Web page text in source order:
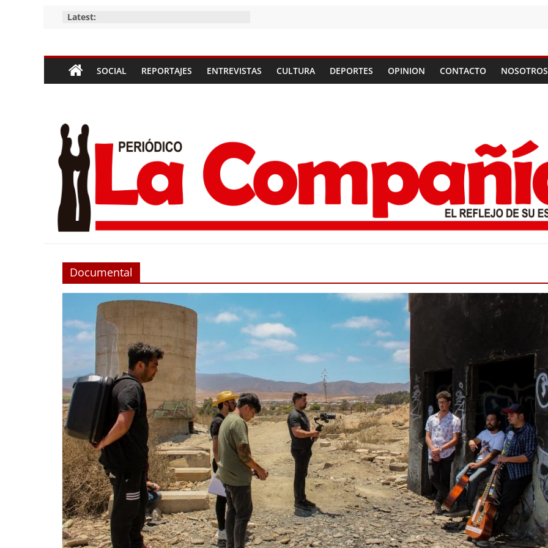
Latest:
Periódico
La
Compañía
Periódico
las
Compañías
SOCIAL REPORTAJES ENTREVISTAS CULTURA DEPORTES OPINION CONTACTO NOSOTROS
Documental
Destacado Foco Vecinal
Municipio realiza
en microbasural
Junio 14, 2020 Prensa LC 0